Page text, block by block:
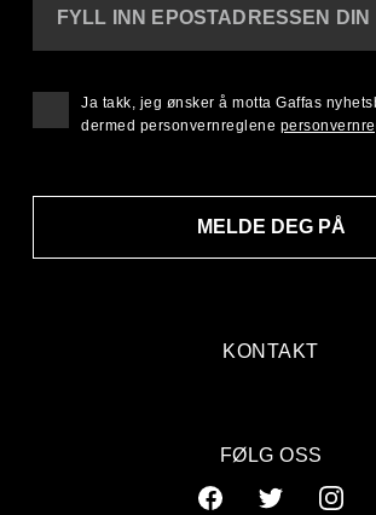
KONTAKT
FYLL INN EPOSTADRESSEN DIN
MELDE DEG PÅ
Ja takk, jeg ønsker å motta Gaffas
dermed personvernreglene
FØLG OSS